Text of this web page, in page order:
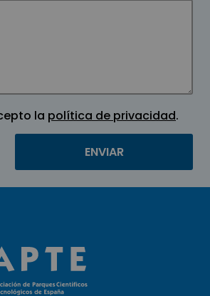
la política de privacidad.